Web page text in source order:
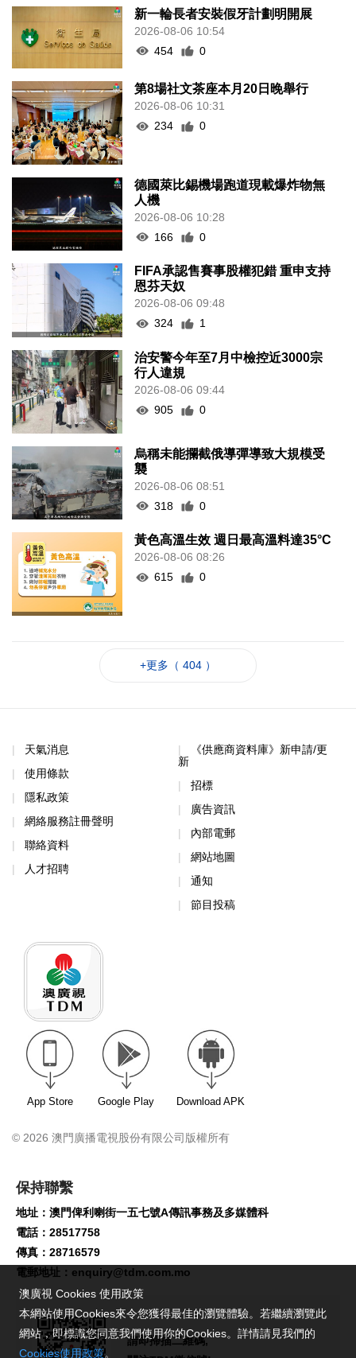
新一輪長者安裝假牙計劃明開展
2026-08-06 10:54
454
0
第8場社文茶座本月20日晚舉行
2026-08-06 10:31
234
0
德國萊比錫機場跑道現載爆炸物無
人機
2026-08-06 10:28
166
0
FIFA承認售賽事股權犯錯 重申支持
恩芬天奴
2026-08-06 09:48
324
1
治安警今年至7月中檢控近3000宗
行人違規
2026-08-06 09:44
905
0
烏稱未能攔截俄導彈導致大規模受
襲
2026-08-06 08:51
318
0
黃色高溫生效 週日最高溫料達35°C
2026-08-06 08:26
615
0
+更多（ 404 ）
天氣消息
使用條款
隱私政策
網絡服務註冊聲明
聯絡資料
人才招聘
《供應商資料庫》新申請/更
新
招標
廣告資訊
內部電郵
網站地圖
通知
節目投稿
App Store Google Play Download APK
© 2026 澳門廣播電視股份有限公司版權所有
保持聯繫
地址：澳門俾利喇街一五七號A傳訊事務及多媒體科
電話：28517758
傳真：28716579
電郵地址： enquiry@tdm.com.mo
請即掃描二維碼,
澳廣視 Cookies 使用政策
本網站使用Cookies來令您獲得最佳的瀏覽體驗。若繼續瀏覽此
網站，即標識您同意我們使用你的Cookies。詳情請見我們的
Cookies使用政策。